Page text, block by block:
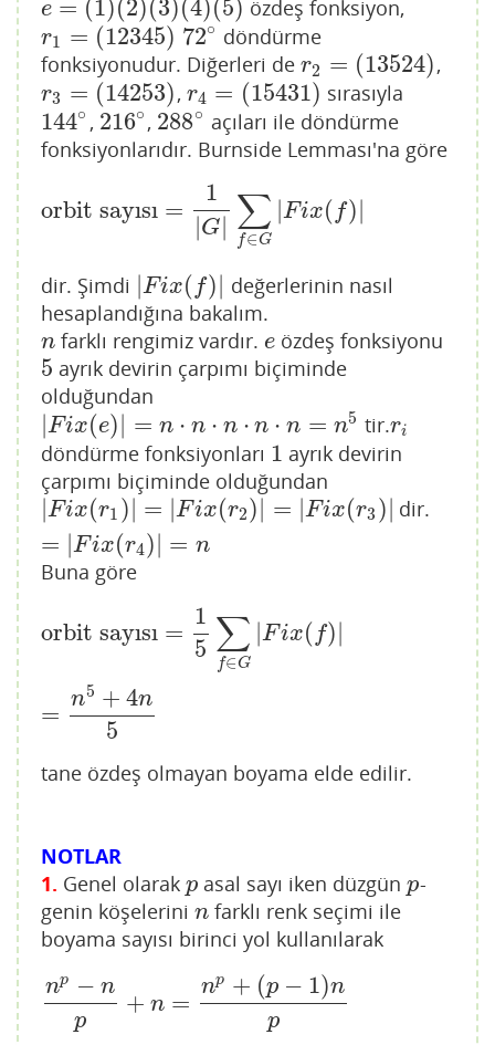
e = (1)(2)(3)(4)(5)
e =(1 (2)(3)(4)(5) özdeş fonksiyon,
r1 = (12345)
r1 (12345) 72∘
72∘ döndürme
fonksiyonudur. Diğerleri de r2 = (13524)
r2 (13524) ,
r3 = (14253)
r3 (14253) , r4 = (15431)
r4=(15431) sırasıyla
144∘
144∘ , 216∘
216∘, 288∘
288∘ açıları ile döndürme
fonksiyonlarıdır. Burnside Lemması'na göre
orbit sayısı =
1
G ∑
f∈G
|Fix( f)|
orbit sayısı=1 |G|∑ f∈ G |Fix(f)|
dir. Şimdi |Fix( f)|
|Fix(f) |
değerlerinin nasıl
hesaplandığına bakalım.
n
nfarklı rengimiz vardır. e
e özdeş fonksiyonu
5
5 ayrık devirin çarpımı biçiminde
olduğundan
|Fix(e)| = n ⋅ n ⋅ n ⋅ n ⋅ n = n5
|Fix(e)|= ⋅n n⋅ n ⋅n = n5 tir.ri
ri
döndürme fonksiyonları 1
1 ayrık devirin
çarpımı biçiminde olduğundan
|Fix(r1 )| = |Fix(r2)| = |Fix(r3 )|
= |Fix(r4)| = n
|Fix(r1)| = Fix r2)|=|Fix( 3)| =|Fix(r4)|= n
dir.
Buna göre
orbit sayısı =
1
5 ∑
f∈G
|Fix( f)|
=
n5 + 4n
5
orbit sayısı 1 5∑f∈ G|F (f )|=
tane özdeş olmayan boyama elde edilir.
NOTLAR
1. Genel olarak p
p asal sayı iken düzgünp
p-
genin köşelerini n
nfarklı renk seçimi ile
boyama sayısı birinci yol kullanılarak
np − n
p
+ n =
np + (p − 1)n
p
np −n p+ n= np+(p−1)np